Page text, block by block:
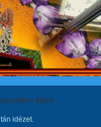
képek
idézet.